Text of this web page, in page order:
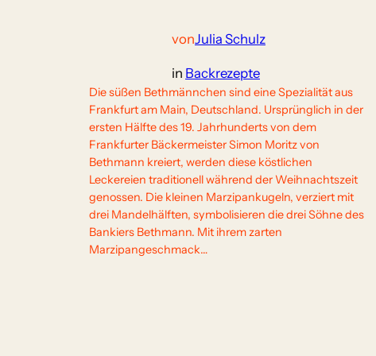
vonJulia Schulz
in Backrezepte
Die süßen Bethmännchen sind eine Spezialität aus
Frankfurt am Main, Deutschland. Ursprünglich in der
ersten Hälfte des 19. Jahrhunderts von dem
Frankfurter Bäckermeister Simon Moritz von
Bethmann kreiert, werden diese köstlichen
Leckereien traditionell während der Weihnachtszeit
genossen. Die kleinen Marzipankugeln, verziert mit
drei Mandelhälften, symbolisieren die drei Söhne des
Bankiers Bethmann. Mit ihrem zarten
Marzipangeschmack…